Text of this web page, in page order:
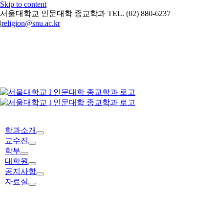
Skip to content
서울대학교 인문대학 종교학과 TEL. (02) 880-6237
|religion@snu.ac.kr
학과소개
교수진
학부
대학원
공지사항
자료실